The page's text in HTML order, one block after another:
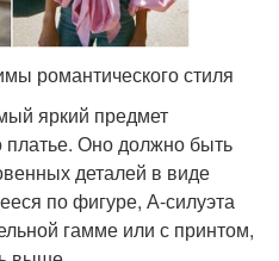
романтического стиля
яркий предмет
платье. Оно должно быть
деталей в виде
по фигуре, А-силуэта
гамме или с принтом,